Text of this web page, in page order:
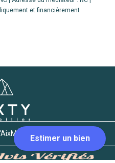
et financièrement
Marseille